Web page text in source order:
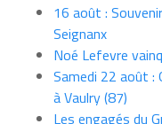
16 août :
Seignanx
Noé Lefevre
Samedi 22 août :
à Vaulry (87)
Les engagés du